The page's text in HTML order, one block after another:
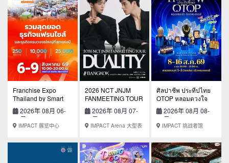
Franchise Expo
Thailand by Smart
SME Expo
2026年 08月 06-
09日
IMPACT 展览中心
2026 NCT JNJM
FANMEETING TOUR
[DUALITY] #
BANGKOK
2026年 08月 07-
09日
IMPACT Arena 大型表
ศิลปาชีพ ประทีปไทย
OTOP หลอมดวงใจ
ด้วยพระบารมี
2026年 08月 08-
16日
IMPACT 挑战者馆